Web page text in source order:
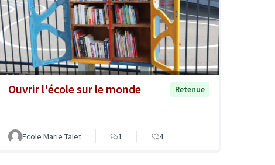
Ouvrir l'école sur le monde Retenue
Ecole Marie Talet 1 4